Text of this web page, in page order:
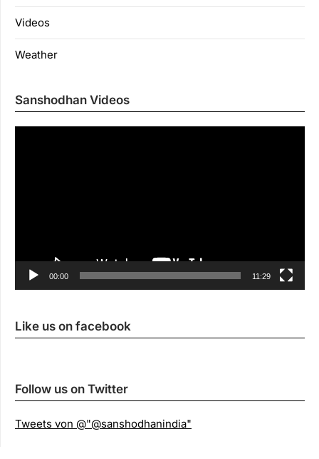
Videos
Weather
Sanshodhan Videos
00:00 11:29
Like us on facebook
Follow us on Twitter
Tweets von @"@sanshodhanindia"